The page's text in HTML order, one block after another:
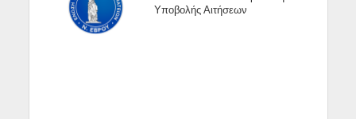
Υποβολής Αιτήσεων